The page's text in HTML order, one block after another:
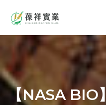
【NASA BIO